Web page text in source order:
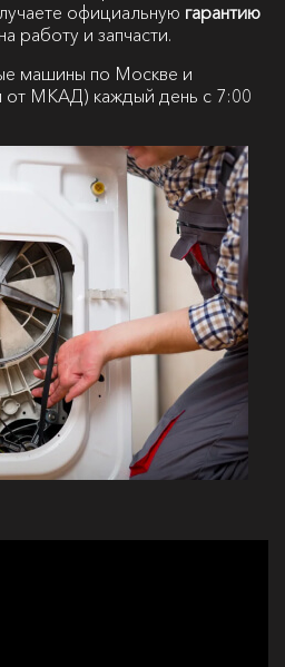
официальную гарантию
на работу и запчасти.
машины по Москве и
МКАД) каждый день с 7:00